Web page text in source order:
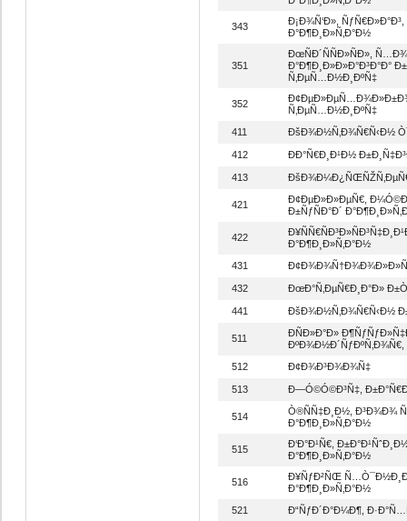
343
Ð¡Ð¾Ñ‘Ð»,
Ð°Ð¶Ð¸Ð»Ñ‚Ð°Ð½
351
ÐœÑÐ´ÑÑÐ»ÑÐ»,
Ð°Ð¶Ð¸Ð»Ð»Ð°Ð³Ð°Ð°
Ñ‚ÐµÑ…Ð½Ð¸ÐºÑ‡
352
Ñ‚ÐµÑ…Ð½Ð¸ÐºÑ‡
411
ÐšÐ¾Ð½Ñ‚Ð¾Ñ€Ñ‹Ð½
412 ÐÐ°Ñ€Ð¸Ð¹Ð½
413
421
Ð¢ÐµÐ»Ð»ÐµÑ€,
Ð±ÑƒÑÐ°Ð´
422
Ð°Ð¶Ð¸Ð»Ñ‚Ð°Ð½
431
432 ÐœÐ°Ñ‚ÐµÑ€Ð¸Ð°Ð»
441 ÐšÐ¾Ð½Ñ‚Ð¾Ñ€Ñ‹Ð½
511
ÐÑÐ»Ð°Ð»
512
Ð¢Ð¾Ð³Ð¾Ð¾Ñ‡
513 Ð—Ó©Ó©Ð³Ñ‡,
514
Ò®ÑÑ‡Ð¸Ð½, Ð³Ð¾Ð¾
Ð°Ð¶Ð¸Ð»Ñ‚Ð°Ð½
515
Ð‘Ð°Ð¹Ñ€,
Ð°Ð¶Ð¸Ð»Ñ‚Ð°Ð½
516
Ð¥ÑƒÐ²ÑŒ Ñ…Ò¯Ð½Ð¸Ð¹
Ð°Ð¶Ð¸Ð»Ñ‚Ð°Ð½
521
Ð“ÑƒÐ´Ð°Ð¼Ð¶,